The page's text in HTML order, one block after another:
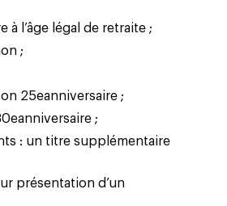
à l’âge légal de retraite ;
;
25eanniversaire ;
;
: un titre supplémentaire
présentation d’un